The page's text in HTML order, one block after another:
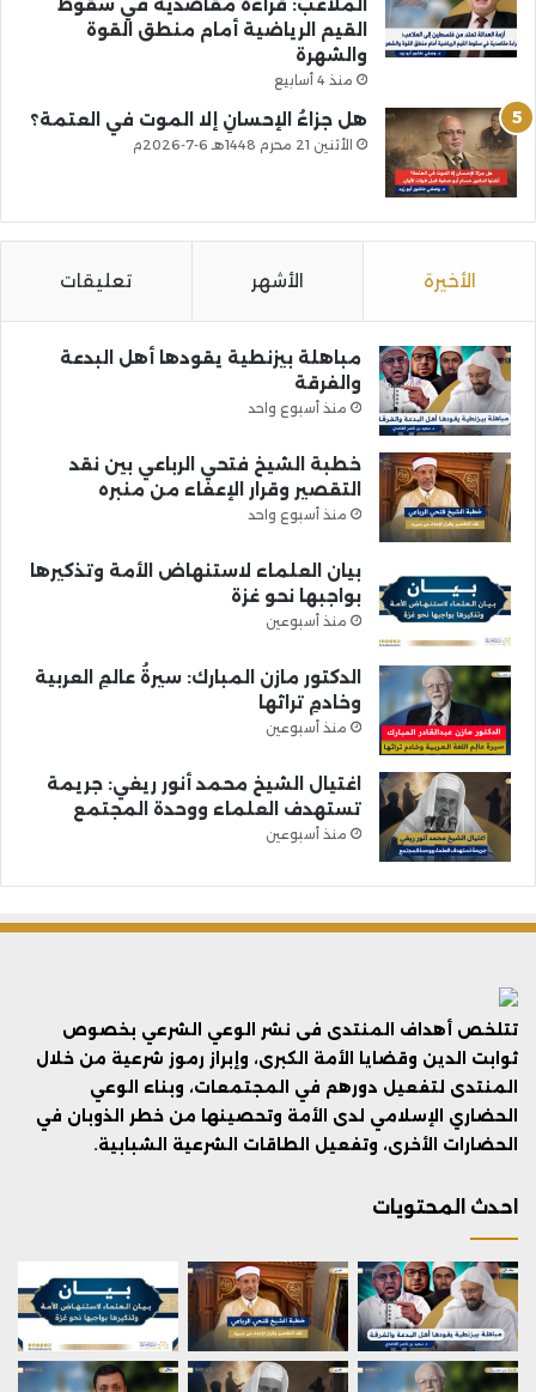
الملاعب: قراءة مقاصدية في سقوط
القيم الرياضية أمام منطق القوة
والشهرة
منذ 4 أسابيع
هل جزاءُ الإحسانِ إلا الموت في العتمة؟
الأثنين 21 محرم 1448هـ 6-7-2026م
الأخيرة الأشهر تعليقات
مباهلة بيزنطية يقودها أهل البدعة
والفرقة
منذ أسبوع واحد
خطبة الشيخ فتحي الرباعي بين نقد
التقصير وقرار الإعفاء من منبره
منذ أسبوع واحد
بيان العلماء لاستنهاض الأمة وتذكيرها
بواجبها نحو غزة
منذ أسبوعين
الدكتور مازن المبارك: سيرةُ عالمِ العربية
وخادمِ تراثها
منذ أسبوعين
اغتيال الشيخ محمد أنور ريغي: جريمة
تستهدف العلماء ووحدة المجتمع
منذ أسبوعين
تتلخص أهداف المنتدى فى نشر الوعي الشرعي بخصوص
ثوابت الدين وقضايا الأمة الكبرى، وإبراز رموز شرعية من خلال
المنتدى لتفعيل دورهم في المجتمعات، وبناء الوعي
الحضاري الإسلامي لدى الأمة وتحصينها من خطر الذوبان في
الحضارات الأخرى، وتفعيل الطاقات الشرعية الشبابية.
احدث المحتويات